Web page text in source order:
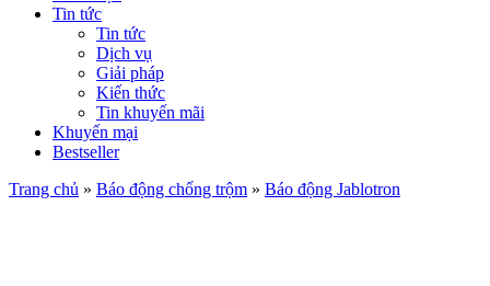
Tin tức
Tin tức
Dịch vụ
Giải pháp
Kiến thức
Tin khuyến mãi
Khuyến mại
Bestseller
Trang chủ » Báo động chống trộm » Báo động Jablotron